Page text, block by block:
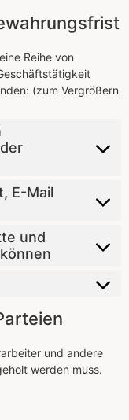
Reihe von
(zum Vergrößern
E-Mail
und
und andere
werden muss.